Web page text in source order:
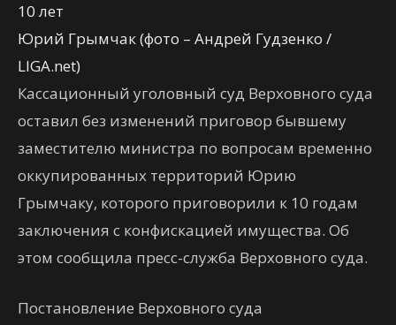
Юрий Грымчак (фото – Андрей Гудзенко /
LIGA.net)
Кассационный уголовный суд Верховного суда
оставил без изменений приговор бывшему
заместителю министра по вопросам временно
оккупированных территорий Юрию
Грымчаку, которого приговорили к 10 годам
заключения с конфискацией имущества. Об
этом сообщила пресс-служба Верховного суда.
Постановление Верховного суда